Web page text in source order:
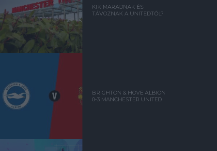
KIK MARADNAK ÉS
TÁVOZNAK A UNITEDTŐL?
BRIGHTON & HOVE ALBION
0-3 MANCHESTER UNITED